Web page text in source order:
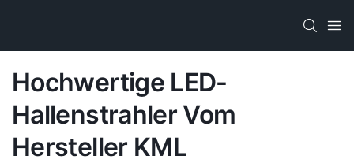
Hochwertige LED-
Hallenstrahler Vom
Hersteller KML